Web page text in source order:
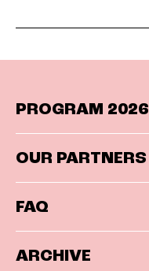
PROGRAM 2026
OUR PARTNERS
FAQ
ARCHIVE